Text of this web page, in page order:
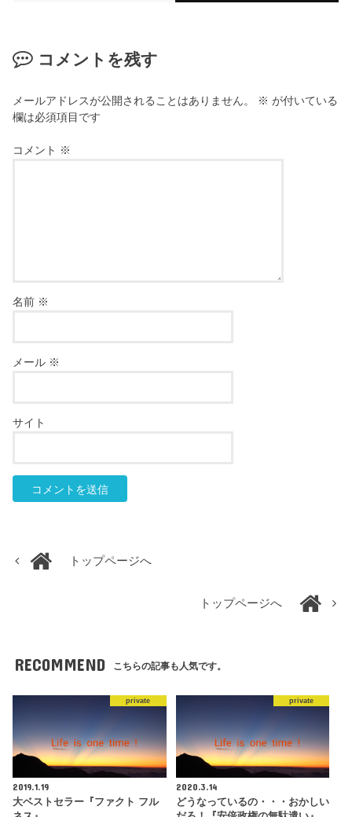
コメントを残す
メールアドレスが公開されることはありません。 ※ が付いている
欄は必須項目です
コメント ※
名前 ※
メール ※
サイト
トップページへ
トップページへ
RECOMMEND こちらの記事も人気です。
private
2019.1.19
大ベストセラー『ファクト フル
private
2020.3.14
どうなっているの・・・おかしい